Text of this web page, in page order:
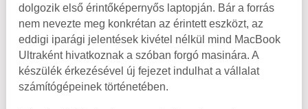
dolgozik első érintőképernyős laptopján. Bár a forrás
nem nevezte meg konkrétan az érintett eszközt, az
eddigi iparági jelentések kivétel nélkül mind MacBook
Ultraként hivatkoznak a szóban forgó masinára. A
készülék érkezésével új fejezet indulhat a vállalat
számítógépeinek történetében.